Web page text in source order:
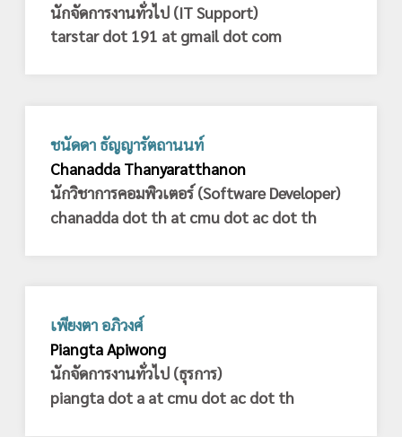
นักจัดการงานทั่วไป (IT Support)
tarstar dot 191 at gmail dot com
ชนัดดา ธัญญารัตถานนท์
Chanadda Thanyaratthanon
นักวิชาการคอมพิวเตอร์ (Software Developer)
chanadda dot th at cmu dot ac dot th
เพียงตา อภิวงศ์
Piangta Apiwong
นักจัดการงานทั่วไป (ธุรการ)
piangta dot a at cmu dot ac dot th